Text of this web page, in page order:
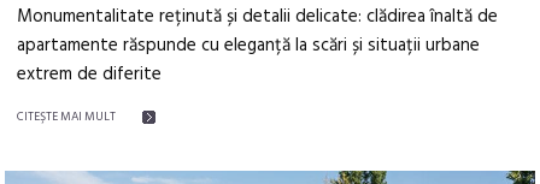
Monumentalitate reținută și detalii delicate: clădirea înaltă de
apartamente răspunde cu eleganță la scări și situații urbane
extrem de diferite
CITEŞTE MAI MULT